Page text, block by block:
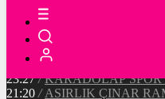
/ MHP EYÜPSULTAN
13:33
/ BAŞKAN DR.
KAMUOYUNA AÇIKLAMA
Makyaj Sanatçısı Uzay
Başarılarıyla Türkiye’yi Temsil
23:27 / KARADOLAP
21:20 / ASIRLIK ÇINAR